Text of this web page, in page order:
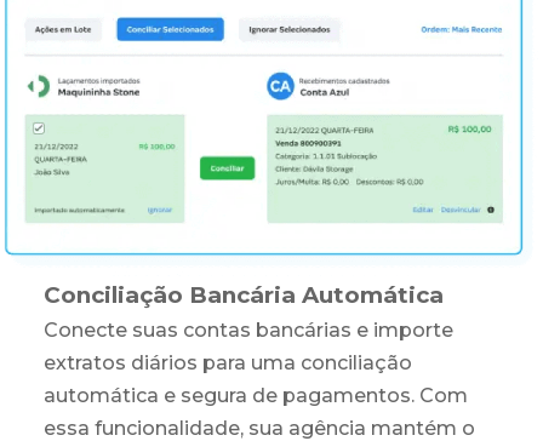
Conciliação Bancária Automática
Conecte suas contas bancárias e importe
extratos diários para uma conciliação
automática e segura de pagamentos. Com
essa funcionalidade, sua agência mantém o